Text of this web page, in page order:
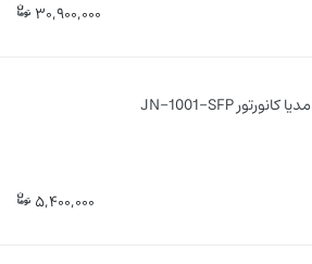
30,900,000
مدیا کانورتور JN-1001-SFP
5,400,000